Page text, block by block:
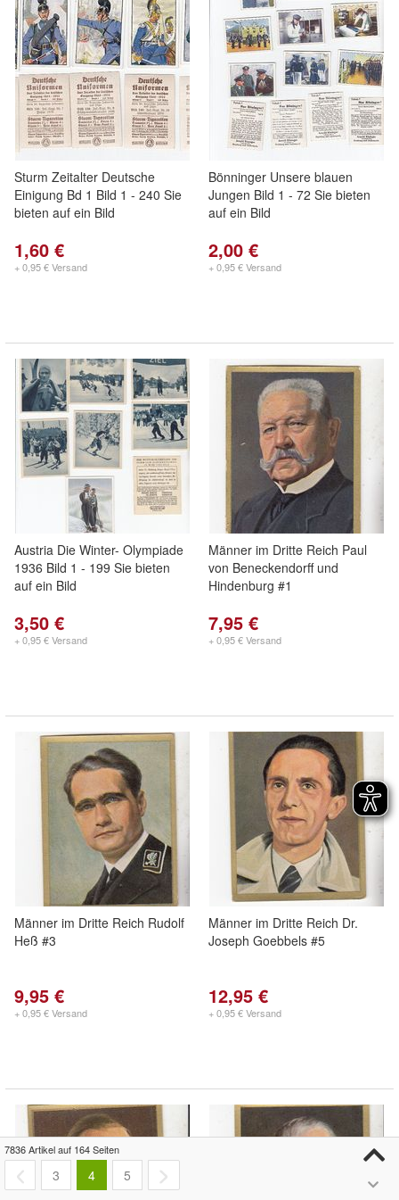
Sturm Zeitalter Deutsche
Einigung Bd 1 Bild 1 - 240 Sie
bieten auf ein Bild
1,60 €
+ 0,95 € Versand
Bönninger Unsere blauen
Jungen Bild 1 - 72 Sie bieten
auf ein Bild
2,00 €
+ 0,95 € Versand
Austria Die Winter- Olympiade
1936 Bild 1 - 199 Sie bieten
auf ein Bild
3,50 €
+ 0,95 € Versand
Männer im Dritte Reich Paul
von Beneckendorff und
Hindenburg #1
7,95 €
+ 0,95 € Versand
Männer im Dritte Reich Rudolf
Heß #3
9,95 €
+ 0,95 € Versand
Männer im Dritte Reich Dr.
Joseph Goebbels #5
12,95 €
+ 0,95 € Versand
7836 Artikel auf 164 Seiten
3 4 5